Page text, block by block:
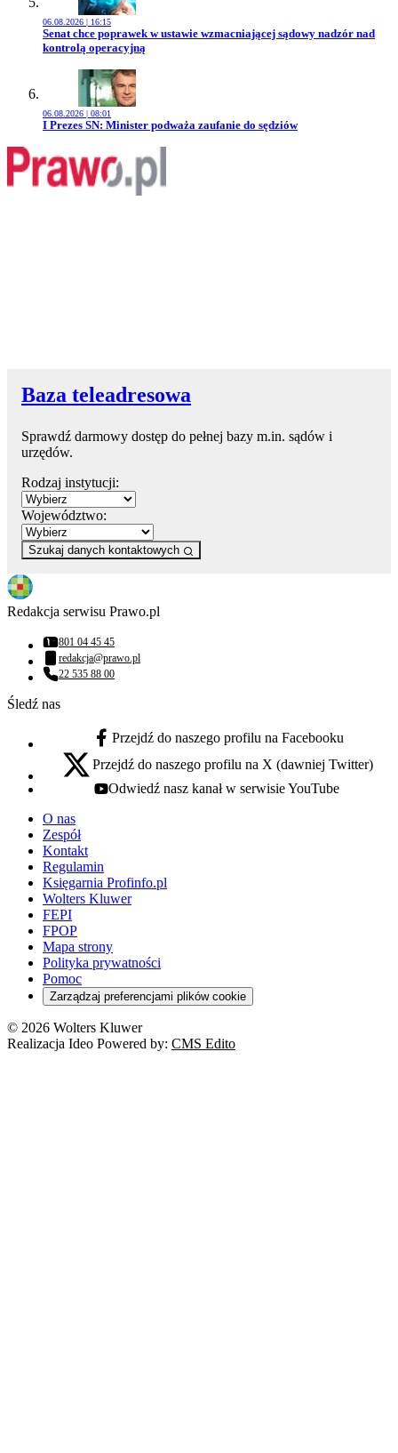
06.08.2026 | 16:15
Przejdź do artykułu:
Senat chce poprawek w ustawie wzmacniającej sądowy nadzór nad
kontrolą operacyjną
06.08.2026 | 08:01
Przejdź do artykułu:
I Prezes SN: Minister podważa zaufanie do sędziów
Baza teleadresowa
Sprawdź darmowy dostęp do pełnej bazy m.in. sądów i
urzędów.
Rodzaj instytucji:
Województwo:
Szukaj danych kontaktowych
Redakcja serwisu Prawo.pl
Numer telefonu:
801 04 45 45
Adres email:
redakcja@prawo.pl
Numer telefonu:
22 535 88 00
Śledź nas
facebook - otwiera się w nowej karcie
Przejdź do naszego profilu na Facebooku
x - otwiera się w nowej karcie
Przejdź do naszego profilu na X (dawniej Twitter)
youtube - otwiera się w nowej karcie
Odwiedź nasz kanał w serwisie YouTube
O nas
Zespół
Kontakt
Regulamin
Księgarnia Profinfo.pl
Wolters Kluwer
FEPI
FPOP
Mapa strony
Polityka prywatności
Pomoc
Zarządzaj preferencjami plików cookie
© 2026 Wolters Kluwer
Realizacja Ideo Powered by: CMS Edito